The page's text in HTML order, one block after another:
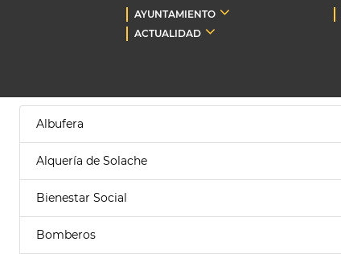
AYUNTAMIENTO
ACTUALIDAD
Albufera
Alquería de Solache
Bienestar Social
Bomberos